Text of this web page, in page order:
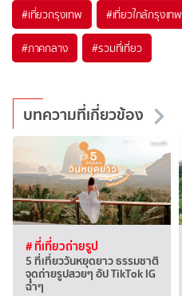
#เที่ยวกรุงเทพ #เที่ยวใกล้กรุงเทพ
#ภาคกลาง #รวมที่เที่ยว
บทความที่เกี่ยวข้อง
# ที่เที่ยวถ่ายรูป
5 ที่เที่ยววันหยุดยาว ธรรมชาติ
จุดถ่ายรูปสวยๆ อัป TikTok IG
ฉ่ำๆ